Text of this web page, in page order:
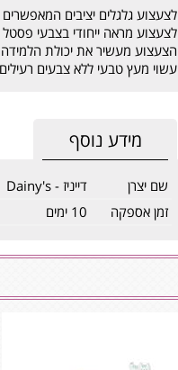
לצעצוע גלגלים יציבים
לצעצוע מראה ייחודי בצבעי
הצעצוע מעשיר את יכולת הלמידה
עשוי מעץ טבעי ללא צבעים רעילים
מידע נוסף
שם יצרן
דייניז - Dainy's
זמן אספקה
10 ימים